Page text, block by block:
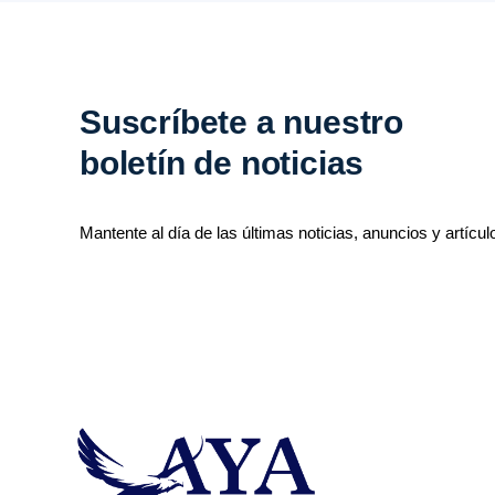
Suscríbete a nuestro
boletín de noticias
Mantente al día de las últimas noticias, anuncios y